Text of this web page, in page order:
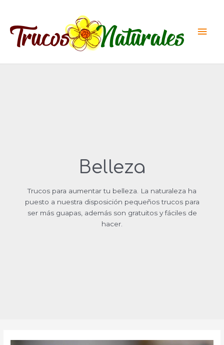
contenido
Belleza
Trucos para aumentar tu belleza. La naturaleza ha
puesto a nuestra disposición pequeños trucos para
ser más guapas, además son gratuitos y fáciles de
hacer.